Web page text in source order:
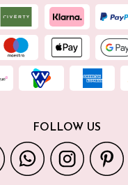
FOLLOW US